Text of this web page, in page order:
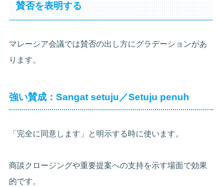
賛否を表明する
マレーシア会議では賛否の出し方にグラデーションがあ
ります。
強い賛成：Sangat setuju／Setuju penuh
「完全に同意します」と明示する時に使います。
商談クロージングや重要提案への支持を示す場面で効果
的です。